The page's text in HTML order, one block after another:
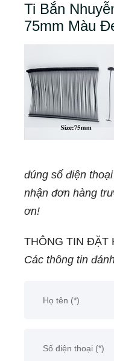
Ti Bắn
75mm Màu
đúng số điện
nhận đơn hàng
ơn!
THÔNG TIN ĐẶT
Các thông tin